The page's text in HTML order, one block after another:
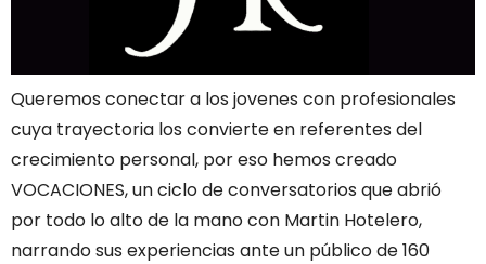
Queremos conectar a los jovenes con profesionales
cuya trayectoria los convierte en referentes del
crecimiento personal, por eso hemos creado
VOCACIONES, un ciclo de conversatorios que abrió
por todo lo alto de la mano con Martin Hotelero,
narrando sus experiencias ante un público de 160